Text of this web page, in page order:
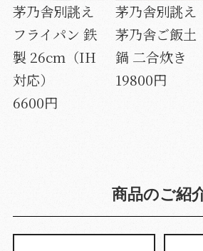
茅乃舎別誂え
フライパン 鉄
製 26cm（IH
対応）
6600円
茅乃舎別誂え
茅乃舎ご飯土
鍋 二合炊き
19800円
商品のご紹